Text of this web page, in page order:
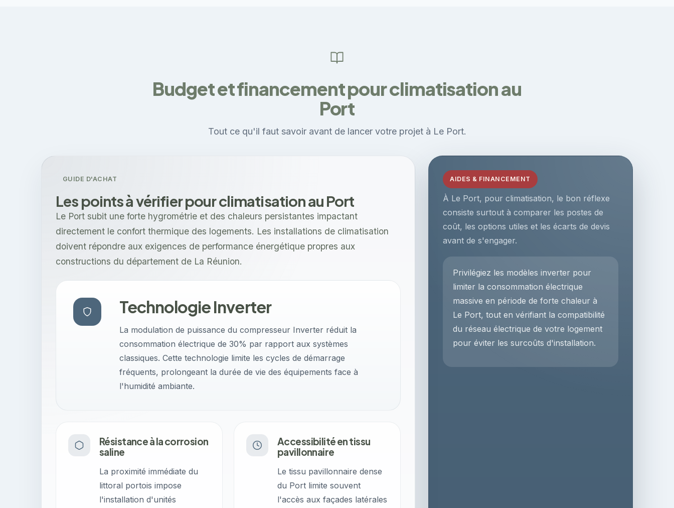
Budget et financement pour climatisation au
Port
Tout ce qu'il faut savoir avant de lancer votre projet à Le Port.
AIDES & FINANCEMENT
À Le Port, pour climatisation, le bon réflexe
consiste surtout à comparer les postes de
coût, les options utiles et les écarts de devis
avant de s'engager.
Privilégiez les modèles inverter pour
limiter la consommation électrique
massive en période de forte chaleur à
Le Port, tout en vérifiant la compatibilité
du réseau électrique de votre logement
pour éviter les surcoûts d'installation.
GUIDE D'ACHAT
Les points à vérifier pour climatisation au Port
Le Port subit une forte hygrométrie et des chaleurs persistantes impactant
directement le confort thermique des logements. Les installations de climatisation
doivent répondre aux exigences de performance énergétique propres aux
constructions du département de La Réunion.
Technologie Inverter
La modulation de puissance du compresseur Inverter réduit la
consommation électrique de 30% par rapport aux systèmes
classiques. Cette technologie limite les cycles de démarrage
fréquents, prolongeant la durée de vie des équipements face à
l'humidité ambiante.
Résistance à la corrosion
saline
La proximité immédiate du
littoral portois impose
l'installation d'unités
Accessibilité en tissu
pavillonnaire
Le tissu pavillonnaire dense
du Port limite souvent
l'accès aux façades latérales